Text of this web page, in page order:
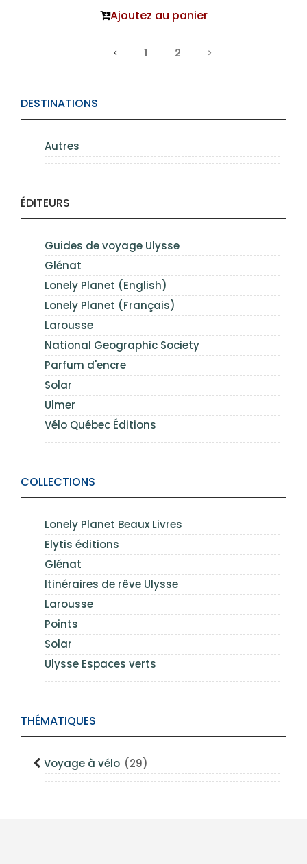
DESTINATIONS
Autres
ÉDITEURS
Guides de voyage Ulysse
Glénat
Lonely Planet (English)
Lonely Planet (Français)
Larousse
National Geographic Society
Parfum d'encre
Solar
Ulmer
Vélo Québec Éditions
COLLECTIONS
Lonely Planet Beaux Livres
Elytis éditions
Glénat
Itinéraires de rêve Ulysse
Larousse
Points
Solar
Ulysse Espaces verts
THÉMATIQUES
Voyage à vélo (29)
Ajoutez au panier
1 2